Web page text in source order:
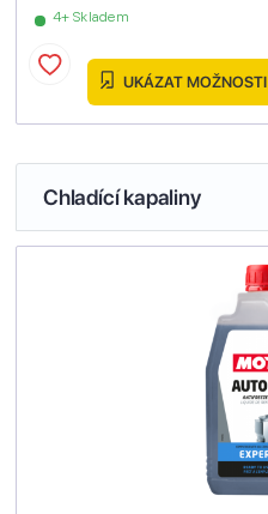
4+ Skladem
UKÁZAT MOŽNOSTI
Chladící kapaliny